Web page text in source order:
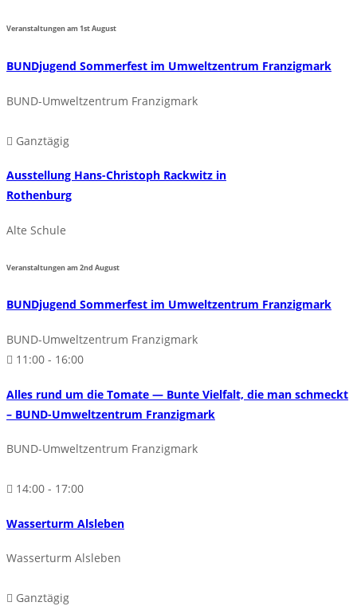
Veranstaltungen am1stAugust
BUNDjugend Sommerfest im Umweltzentrum Franzigmark
BUND-Umweltzentrum Franzigmark
Ganztägig
Ausstellung Hans-Christoph Rackwitz in
Rothenburg
Alte Schule
Veranstaltungen am2nd August
BUNDjugend Sommerfest im Umweltzentrum Franzigmark
BUND-Umweltzentrum Franzigmark
11:00 - 16:00
Alles rund um die Tomate — Bunte Vielfalt, die man schmeckt
– BUND-Umweltzentrum Franzigmark
BUND-Umweltzentrum Franzigmark
14:00 - 17:00
Wasserturm Alsleben
Wasserturm Alsleben
Ganztägig